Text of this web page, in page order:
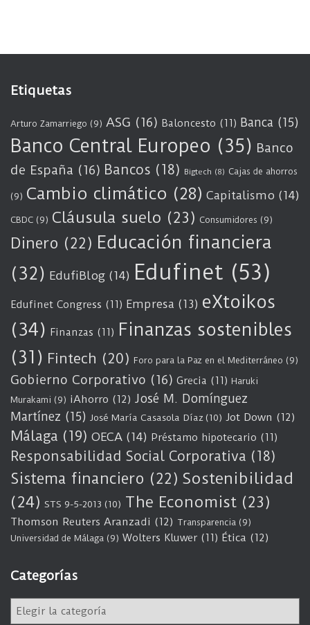
Etiquetas
Arturo Zamarriego (9) ASG (16) Baloncesto (11) Banca (15)
Banco Central Europeo (35) Banco
de España (16) Bancos (18) Bigtech (8) Cajas de ahorros
(9) Cambio climático (28) Capitalismo (14)
CBDC (9) Cláusula suelo (23) Consumidores (9)
Dinero (22) Educación financiera
(32) EdufiBlog (14) Edufinet (53)
Edufinet Congress (11) Empresa (13) eXtoikos
(34) Finanzas (11) Finanzas sostenibles
(31) Fintech (20) Foro para la Paz en el Mediterráneo (9)
Gobierno Corporativo (16) Grecia (11) Haruki
Murakami (9) iAhorro (12) José M. Domínguez
Martínez (15) José María Casasola Díaz (10) Jot Down (12)
Málaga (19) OECA (14) Préstamo hipotecario (11)
Responsabilidad Social Corporativa (18)
Sistema financiero (22) Sostenibilidad
(24) STS 9-5-2013 (10) The Economist (23)
Thomson Reuters Aranzadi (12) Transparencia (9)
Universidad de Málaga (9) Wolters Kluwer (11) Ética (12)
Categorías